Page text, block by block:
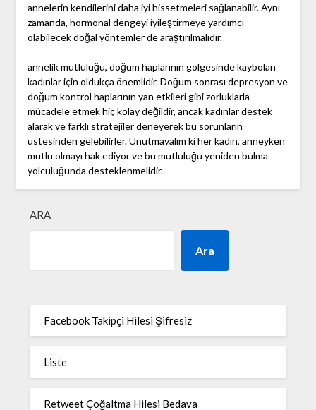
annelerin kendilerini daha iyi hissetmeleri sağlanabilir. Aynı
zamanda, hormonal dengeyi iyileştirmeye yardımcı
olabilecek doğal yöntemler de araştırılmalıdır.
annelik mutluluğu, doğum haplarının gölgesinde kaybolan
kadınlar için oldukça önemlidir. Doğum sonrası depresyon ve
doğum kontrol haplarının yan etkileri gibi zorluklarla
mücadele etmek hiç kolay değildir, ancak kadınlar destek
alarak ve farklı stratejiler deneyerek bu sorunların
üstesinden gelebilirler. Unutmayalım ki her kadın, anneyken
mutlu olmayı hak ediyor ve bu mutluluğu yeniden bulma
yolculuğunda desteklenmelidir.
ARA
Ara
Facebook Takipçi Hilesi Şifresiz
Liste
Retweet Çoğaltma Hilesi Bedava